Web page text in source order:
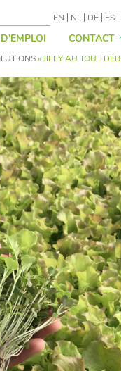
EN NL DE ES
CONTACT
»JIFFY AU TOUT